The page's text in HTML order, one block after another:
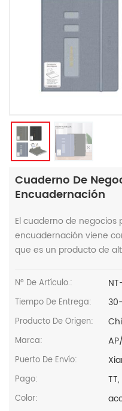
Cuaderno De
Encuadernación
El cuaderno de negocios
encuadernación viene
que es un producto de
Nº De Artículo.:
Tiempo De Entrega:
Producto De Origen:
Marca:
Puerto De Envío:
Pago:
Color: